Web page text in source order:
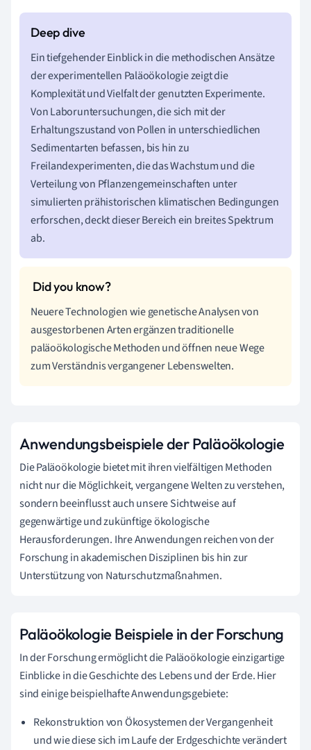
Ein tiefgehender Einblick in die methodischen Ansätze
der experimentellen Paläoökologie zeigt die
Komplexität und Vielfalt der genutzten Experimente.
Von Laboruntersuchungen, die sich mit der
Erhaltungszustand von Pollen in unterschiedlichen
Sedimentarten befassen, bis hin zu
Freilandexperimenten, die das Wachstum und die
Verteilung von Pflanzengemeinschaften unter
simulierten prähistorischen klimatischen Bedingungen
erforschen, deckt dieser Bereich ein breites Spektrum
ab.
Neuere Technologien wie genetische Analysen von
ausgestorbenen Arten ergänzen traditionelle
paläoökologische Methoden und öffnen neue Wege
zum Verständnis vergangener Lebenswelten.
Anwendungsbeispiele der Paläoökologie
Die Paläoökologie bietet mit ihren vielfältigen Methoden
nicht nur die Möglichkeit, vergangene Welten zu verstehen,
sondern beeinflusst auch unsere Sichtweise auf
gegenwärtige und zukünftige ökologische
Herausforderungen. Ihre Anwendungen reichen von der
Forschung in akademischen Disziplinen bis hin zur
Unterstützung von Naturschutzmaßnahmen.
Paläoökologie Beispiele in der Forschung
In der Forschung ermöglicht die Paläoökologie einzigartige
Einblicke in die Geschichte des Lebens und der Erde. Hier
sind einige beispielhafte Anwendungsgebiete:
Rekonstruktion von Ökosystemen der Vergangenheit
und wie diese sich im Laufe der Erdgeschichte verändert